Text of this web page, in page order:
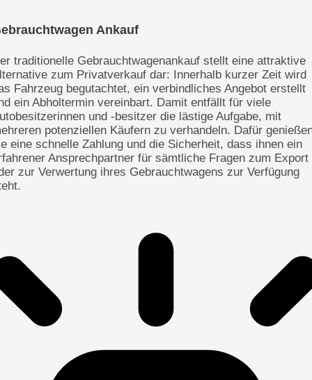
Ankauf
traditionelle Gebrauchtwagenankauf stellt eine attraktive
zum Privatverkauf dar: Innerhalb kurzer Zeit wird
Fahrzeug begutachtet, ein verbindliches Angebot erstellt
ein Abholtermin vereinbart. Damit entfällt für viele
und -besitzer die lästige Aufgabe, mit
potenziellen Käufern zu verhandeln. Dafür
eine schnelle Zahlung und die Sicherheit, dass ihnen ein
Ansprechpartner für sämtliche Fragen zum Export
zur Verwertung ihres Gebrauchtwagens zur Verfügung